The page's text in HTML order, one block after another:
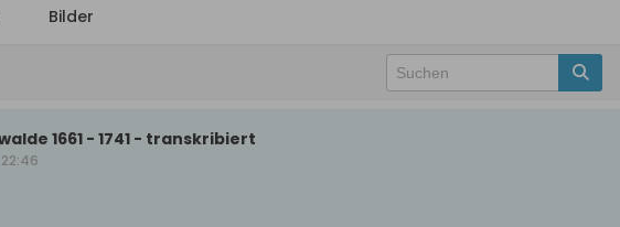
Bilder
1661 - 1741 - transkribiert